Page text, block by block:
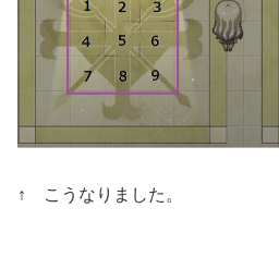
↑ こうなりました。